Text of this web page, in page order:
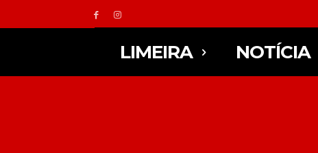
LIMEIRA NOTÍCIA